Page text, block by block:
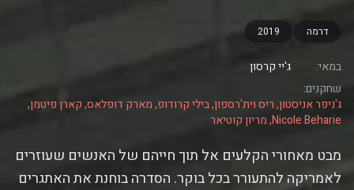
דרמה 2019
במאי:
ג'יי קרסון
שחקנים:
ג'ניפר אניסטון, ריס וית'רספון, בילי קרודופ, מארק דופלאס, קארן פיטמן,
Nicole Beharie, מריון קוטיאר
מבט מאחורי הקלעים אל תוך חייהם של האנשים שעוזרים
לאמריקה להתעורר בכל בוקר. הסדרה בוחנת את האתגרים